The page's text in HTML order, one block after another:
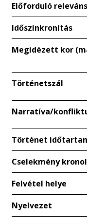
Előforduló
Időszinkronitás
Megidézett kor
Történetszál
Narratíva/
Történet
Cselekmény
Felvétel helye
Nyelvezet